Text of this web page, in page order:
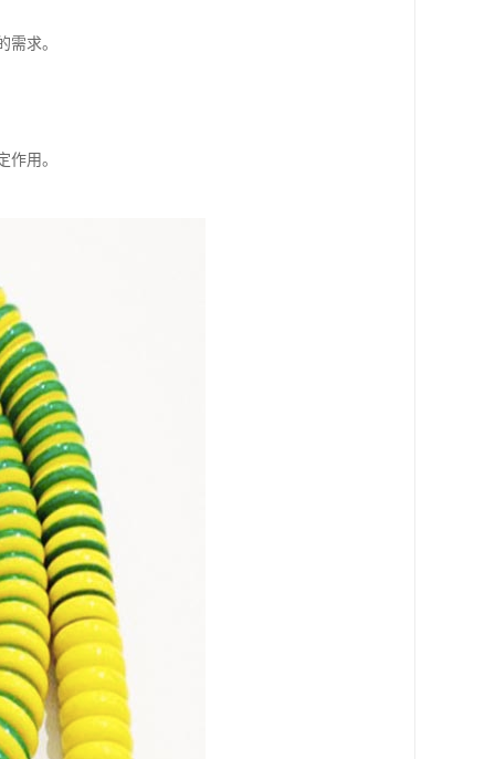
求。
用。